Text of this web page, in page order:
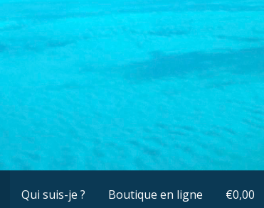
Qui suis-je ? Boutique en ligne €0,00